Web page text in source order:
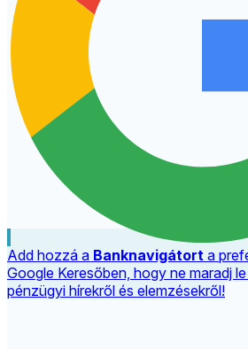
Add hozzá a Banknavigátort a
Google Keresőben, hogy ne maradj
pénzügyi hírekről és elemzésekről!